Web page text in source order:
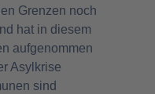
Grenzen noch
hat in diesem
aufgenommen
Asylkrise
sind